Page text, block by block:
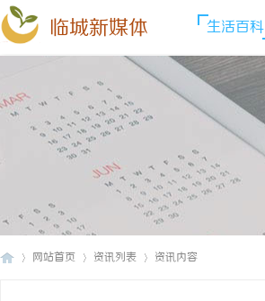
临城新媒体 生活百科
网站首页 资讯列表 资讯内容